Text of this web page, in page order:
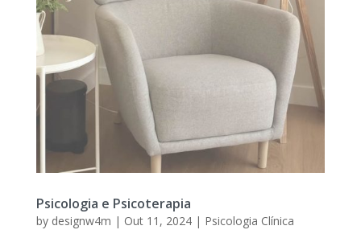
Psicologia e Psicoterapia
by designw4m | Out 11, 2024| Psicologia Clínica